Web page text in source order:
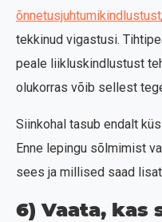
õnnetusjuhtumikindlustust
tekkinud vigastusi.
peale liikluskindlustust
olukorras võib sellest
Siinkohal tasub endalt
Enne lepingu sõlmimist
sees ja millised saad
6) Vaata, kas